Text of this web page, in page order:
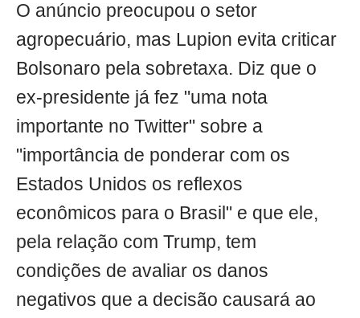
O anúncio preocupou o setor
agropecuário, mas Lupion evita criticar
Bolsonaro pela sobretaxa. Diz que o
ex-presidente já fez "uma nota
importante no Twitter" sobre a
"importância de ponderar com os
Estados Unidos os reflexos
econômicos para o Brasil" e que ele,
pela relação com Trump, tem
condições de avaliar os danos
negativos que a decisão causará ao